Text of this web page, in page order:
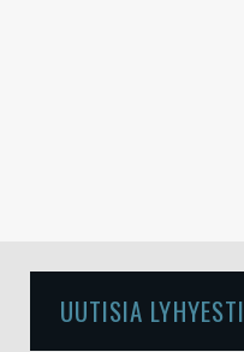
UUTISIA LYHYESTI